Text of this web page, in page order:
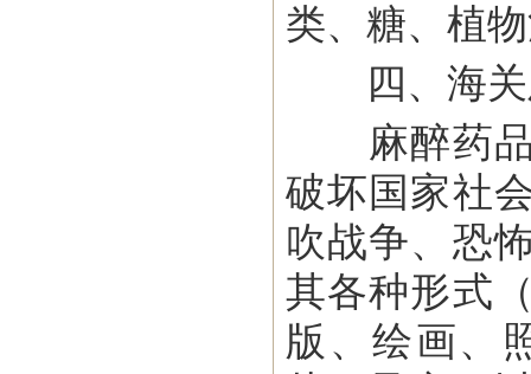
类、糖、植
四、海关
麻醉药品
破坏国家社
吹战争、恐
其各种形式
版、绘画、